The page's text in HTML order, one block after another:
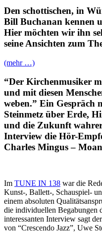
Den schottischen, in
Bill Buchanan kennen
Hier möchten wir ihn
seine Ansichten zum
(mehr …)
“Der Kirchenmusiker
und mit diesen
weben.” Ein Gespräch
Steinmetz über Erde,
und die Zukunft
Interview die Hör-
Charles Mingus–
Im TUNE IN 138 war die
Kunst-, Ballett-, Schauspiel-
einem absoluten
die individuellen Begabungen
interessanten Interview sagt
von “Crescendo Jazz”, Uwe